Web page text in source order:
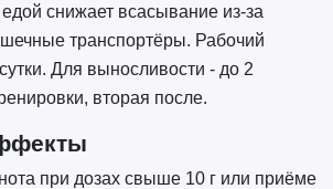
снижает всасывание из-за
транспортёры. Рабочий
Для выносливости - до 2
вторая после.
при дозах свыше 10 г или приёме